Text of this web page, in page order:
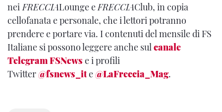
neiFRECCIALounge eFRECCIAClub, in copia
cellofanata e personale, che i lettori potranno
prendere e portare via. I contenuti del mensile di FS
Italiane si possono leggere anche sulcanale
Telegram FSNews e i profili
Twitter@fsnews_ite@LaFreccia_Mag.